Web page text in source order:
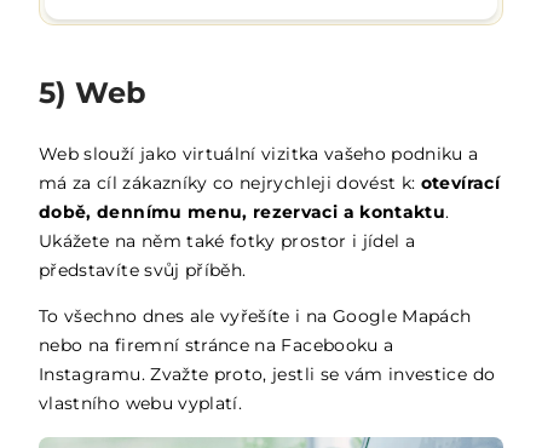
5) Web
Web slouží jako virtuální vizitka vašeho podniku a
má za cíl zákazníky co nejrychleji dovést k: otevírací
době, dennímu menu, rezervaci a kontaktu.
Ukážete na něm také fotky prostor i jídel a
představíte svůj příběh.
To všechno dnes ale vyřešíte i na Google Mapách
nebo na firemní stránce na Facebooku a
Instagramu. Zvažte proto, jestli se vám investice do
vlastního webu vyplatí.